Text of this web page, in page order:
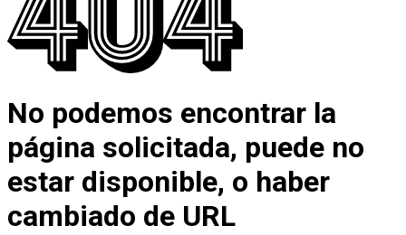
No podemos encontrar la
página solicitada, puede no
estar disponible, o haber
cambiado de URL